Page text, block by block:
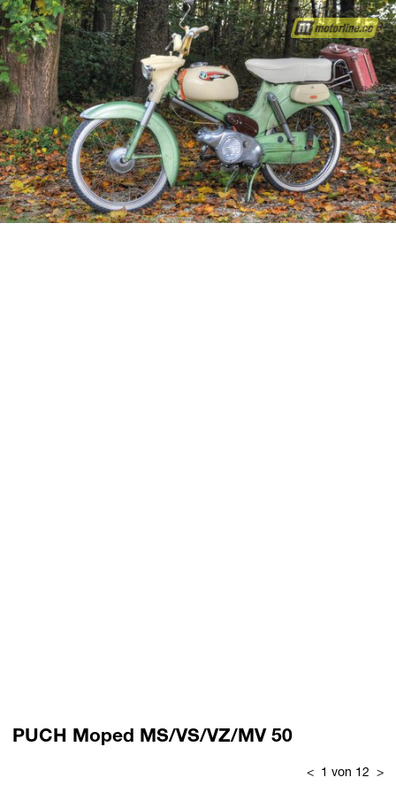
PUCH Moped MS/VS/VZ/MV 50
< 1 von 12 >